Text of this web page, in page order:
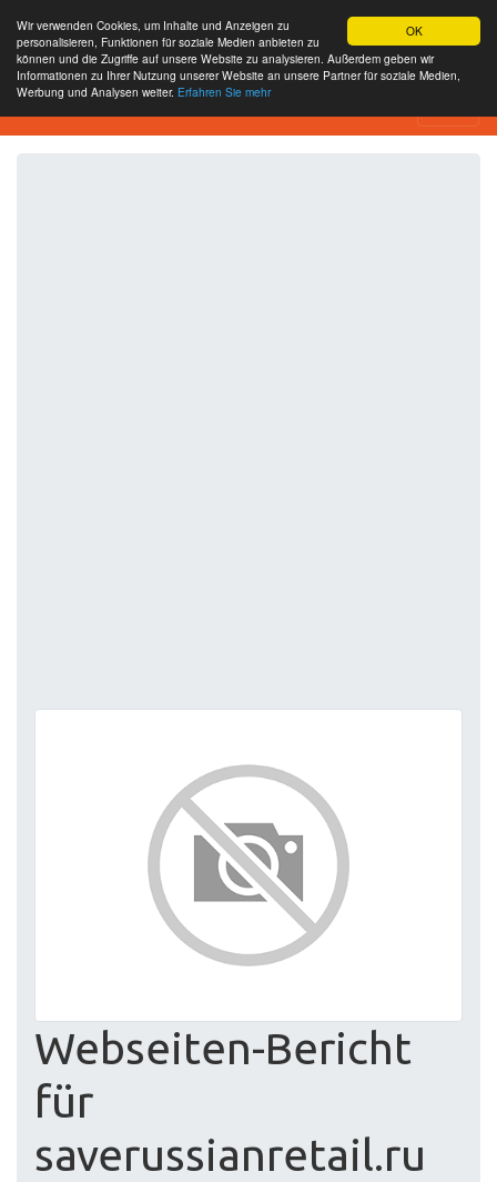
OK
Wir verwenden Cookies, um Inhalte und Anzeigen zu
personalisieren, Funktionen für soziale Medien anbieten zu
können und die Zugriffe auf unsere Website zu analysieren. Außerdem geben wir
Informationen zu Ihrer Nutzung unserer Website an unsere Partner für soziale Medien,
Werbung und Analysen weiter. Erfahren Sie mehr
SEO Analytics
Webseiten-Bericht
für
saverussianretail.ru